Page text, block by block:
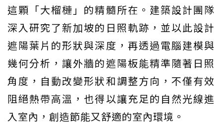
這顆「大榴槤」的精髓所在。建築設計團隊
深入研究了新加坡的日照軌跡，並以此設計
遮陽葉片的形狀與深度，再透過電腦建模與
幾何分析，讓外牆的遮陽板能精準隨著日照
角度，自動改變形狀和調整方向，不僅有效
阻絕熱帶高溫，也得以讓充足的自然光線進
入室內，創造節能又舒適的室內環境。